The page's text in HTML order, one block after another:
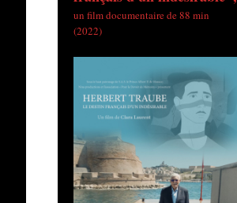
un film documentaire de 88 min
(2022)